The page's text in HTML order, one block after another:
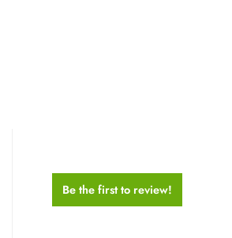
Be the first to review!